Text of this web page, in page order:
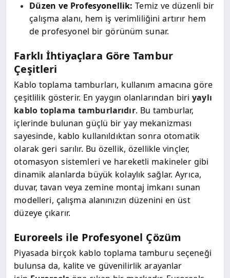
Düzen ve Profesyonellik: Temiz ve düzenli bir
çalışma alanı, hem iş verimliliğini artırır hem
de profesyonel bir görünüm sunar.
Farklı İhtiyaçlara Göre Tambur
Çeşitleri
Kablo toplama tamburları, kullanım amacına göre
çeşitlilik gösterir. En yaygın olanlarından biriyaylı
kablo toplama tamburlarıdır. Bu tamburlar,
içlerinde bulunan güçlü bir yay mekanizması
sayesinde, kablo kullanıldıktan sonra otomatik
olarak geri sarılır. Bu özellik, özellikle vinçler,
otomasyon sistemleri ve hareketli makineler gibi
dinamik alanlarda büyük kolaylık sağlar. Ayrıca,
duvar, tavan veya zemine montaj imkanı sunan
modelleri, çalışma alanınızın düzenini en üst
düzeye çıkarır.
Euroreels ile Profesyonel Çözüm
Piyasada birçok kablo toplama tamburu seçeneği
bulunsa da, kalite ve güvenilirlik arayanlar